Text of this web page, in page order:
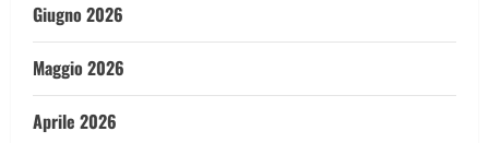
Giugno 2026
Maggio 2026
Aprile 2026